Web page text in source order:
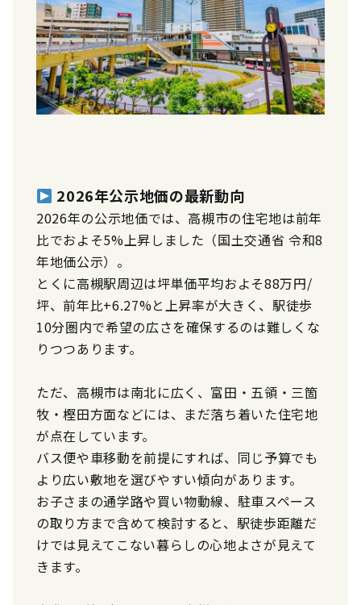
2026年公示地価の最新動向
2026年の公示地価では、高槻市の住宅地は前年
比でおよそ5%上昇しました（国土交通省 令和8
年地価公示）。
とくに高槻駅周辺は坪単価平均およそ88万円/
坪、前年比+6.27%と上昇率が大きく、駅徒歩
10分圏内で希望の広さを確保するのは難しくな
りつつあります。
ただ、高槻市は南北に広く、富田・五領・三箇
牧・樫田方面などには、まだ落ち着いた住宅地
が点在しています。
バス便や車移動を前提にすれば、同じ予算でも
より広い敷地を選びやすい傾向があります。
お子さまの通学路や買い物動線、駐車スペース
の取り方まで含めて検討すると、駅徒歩距離だ
けでは見えてこない暮らしの心地よさが見えて
きます。